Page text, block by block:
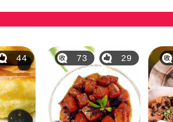
44 73 29